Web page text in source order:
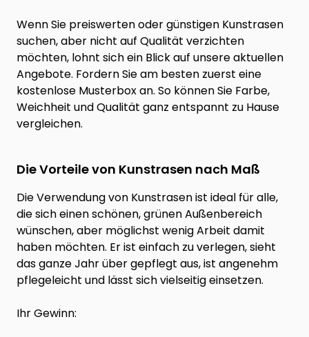
Wenn Sie preiswerten oder günstigen Kunstrasen
suchen, aber nicht auf Qualität verzichten
möchten, lohnt sich ein Blick auf unsere aktuellen
Angebote. Fordern Sie am besten zuerst eine
kostenlose Musterbox an. So können Sie Farbe,
Weichheit und Qualität ganz entspannt zu Hause
vergleichen.
Die Vorteile von Kunstrasen nach Maß
Die Verwendung von Kunstrasen ist ideal für alle,
die sich einen schönen, grünen Außenbereich
wünschen, aber möglichst wenig Arbeit damit
haben möchten. Er ist einfach zu verlegen, sieht
das ganze Jahr über gepflegt aus, ist angenehm
pflegeleicht und lässt sich vielseitig einsetzen.
Ihr Gewinn: